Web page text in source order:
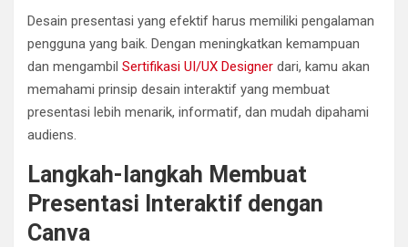
Desain presentasi yang efektif harus memiliki pengalaman
pengguna yang baik. Dengan meningkatkan kemampuan
dan mengambil Sertifikasi UI/UX Designer dari, kamu akan
memahami prinsip desain interaktif yang membuat
presentasi lebih menarik, informatif, dan mudah dipahami
audiens.
Langkah-langkah Membuat
Presentasi Interaktif dengan
Canva